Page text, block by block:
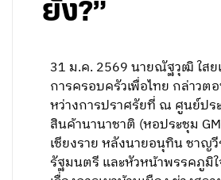
ยัง?”
31 ม.ค. 2569 นายณัฐวุฒิ ใสย
การครอบครัวเพื่อไทย กล่าวต
หว่างการปราศรัยที่ ณ ศูนย์ปร
สินค้านานาชาติ (หอประชุม
เชียงราย หลังนายอนุทิน ชาญ
รัฐมนตรี และหัวหน้าพรรคภูมิใ